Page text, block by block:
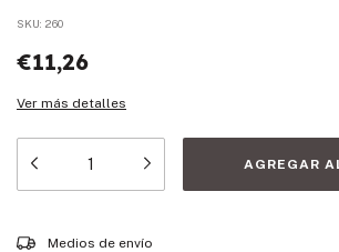
SKU: 260
€11,26
Ver más detalles
Entregas para el CP:
Medios de envío